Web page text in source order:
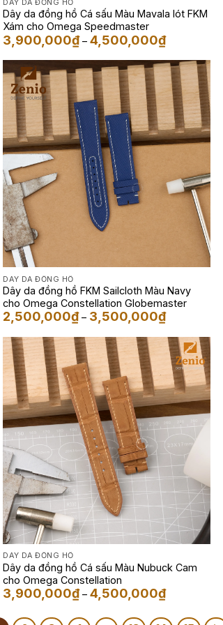
DÂY DA ĐỒNG HỒ
Dây da đồng hồ Cá sấu Màu Mavala lót FKM
Xám cho Omega Speedmaster
3,900,000₫ – 4,500,000₫Khoảng
giá:
từ
3,900,000₫
đến
4,500,000₫
DÂY DA ĐỒNG HỒ
Dây da đồng hồ FKM Sailcloth Màu Navy
cho Omega Constellation Globemaster
2,500,000₫ – 3,500,000₫Khoảng
giá:
2,500,000₫
đến
3,500,000₫
DÂY DA ĐỒNG HỒ
Dây da đồng hồ Cá sấu Màu Nubuck Cam
cho Omega Constellation
3,900,000₫ – 4,500,000₫Khoảng
giá:
3,900,000₫